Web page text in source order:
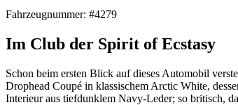
Fahrzeugnummer: #4279
Im Club der Spirit of Ecstasy
Schon beim ersten Blick auf dieses Automobil
Drophead Coupé in klassischem Arctic White,
Interieur aus tiefdunklem Navy-Leder; so britisch,